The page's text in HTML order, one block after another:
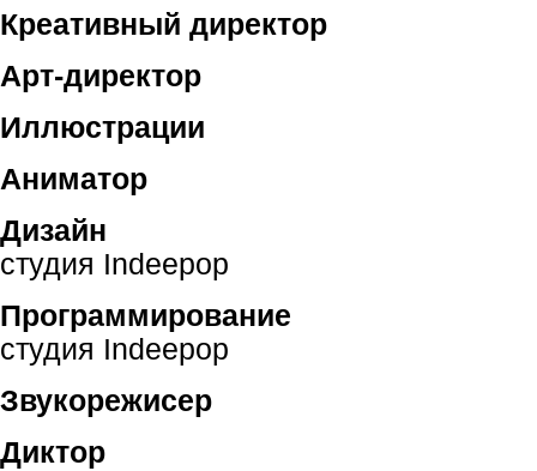
Креативный директор
Арт-директор
Иллюстрации
Аниматор
Дизайн
студия Indeepop
Программирование
студия Indeepop
Звукорежисер
Диктор